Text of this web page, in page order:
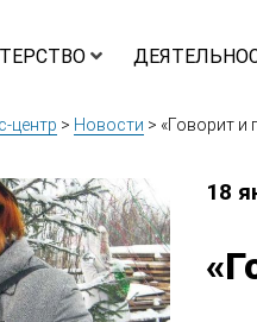
центр > Новости > «Говорит и
18